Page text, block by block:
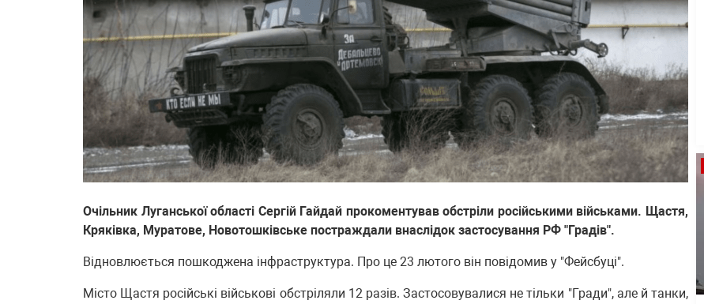
Очільник Луганської області Сергій Гайдай прокоментував обстріли російськими військами. Щастя,
Кряківка, Муратове, Новотошківське постраждали внаслідок застосування РФ "Градів".
Відновлюється пошкоджена інфраструктура. Про це 23 лютого він повідомив у "Фейсбуці".
Місто Щастя російські військові обстріляли 12 разів. Застосовувалися не тільки "Гради", але й танки,